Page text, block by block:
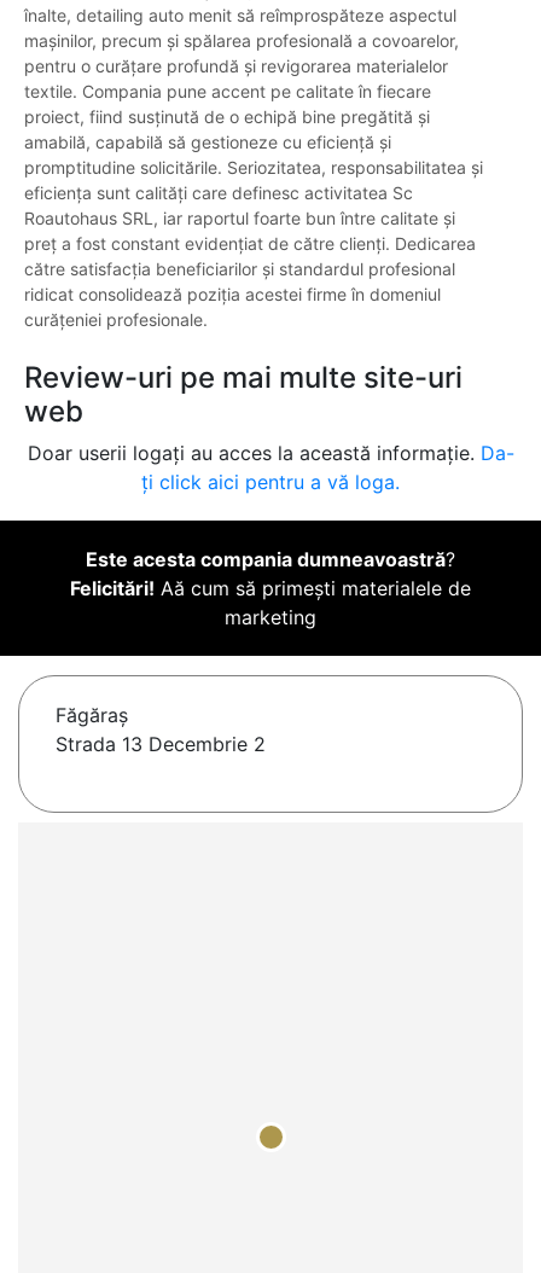
înalte, detailing auto menit să reîmprospăteze aspectul
mașinilor, precum și spălarea profesională a covoarelor,
pentru o curățare profundă și revigorarea materialelor
textile. Compania pune accent pe calitate în fiecare
proiect, fiind susținută de o echipă bine pregătită și
amabilă, capabilă să gestioneze cu eficiență și
promptitudine solicitările. Seriozitatea, responsabilitatea și
eficiența sunt calități care definesc activitatea Sc
Roautohaus SRL, iar raportul foarte bun între calitate și
preț a fost constant evidențiat de către clienți. Dedicarea
către satisfacția beneficiarilor și standardul profesional
ridicat consolidează poziția acestei firme în domeniul
curățeniei profesionale.
Review-uri pe mai multe site-uri
web
Doar userii logați au acces la această informație. Da-
ți click aici pentru a vă loga.
Este acesta compania dumneavoastră?
Felicitări! Aă cum să primești materialele de
marketing
Făgăraş
Strada 13 Decembrie 2